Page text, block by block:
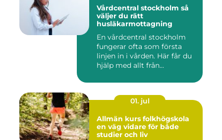
Vårdcentral stockholm så
väljer du rätt
husläkarmottagning
En vårdcentral stockholm
fungerar ofta som första
linjen in i vården. Här får du
hjälp med allt från...
01. jul
Allmän kurs folkhögskola
en väg vidare för både
studier och liv